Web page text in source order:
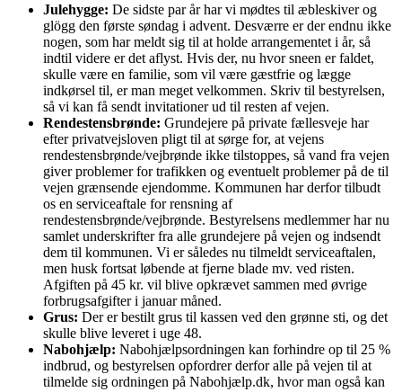
Julehygge: De sidste par år har vi mødtes til æbleskiver og
glögg den første søndag i advent. Desværre er der endnu ikke
nogen, som har meldt sig til at holde arrangementet i år, så
indtil videre er det aflyst. Hvis der, nu hvor sneen er faldet,
skulle være en familie, som vil være gæstfrie og lægge
indkørsel til, er man meget velkommen. Skriv til bestyrelsen,
så vi kan få sendt invitationer ud til resten af vejen.
Rendestensbrønde: Grundejere på private fællesveje har
efter privatvejsloven pligt til at sørge for, at vejens
rendestensbrønde/vejbrønde ikke tilstoppes, så vand fra vejen
giver problemer for trafikken og eventuelt problemer på de til
vejen grænsende ejendomme. Kommunen har derfor tilbudt
os en serviceaftale for rensning af
rendestensbrønde/vejbrønde. Bestyrelsens medlemmer har nu
samlet underskrifter fra alle grundejere på vejen og indsendt
dem til kommunen. Vi er således nu tilmeldt serviceaftalen,
men husk fortsat løbende at fjerne blade mv. ved risten.
Afgiften på 45 kr. vil blive opkrævet sammen med øvrige
forbrugsafgifter i januar måned.
Grus: Der er bestilt grus til kassen ved den grønne sti, og det
skulle blive leveret i uge 48.
Nabohjælp: Nabohjælpsordningen kan forhindre op til 25 %
indbrud, og bestyrelsen opfordrer derfor alle på vejen til at
tilmelde sig ordningen på Nabohjælp.dk, hvor man også kan